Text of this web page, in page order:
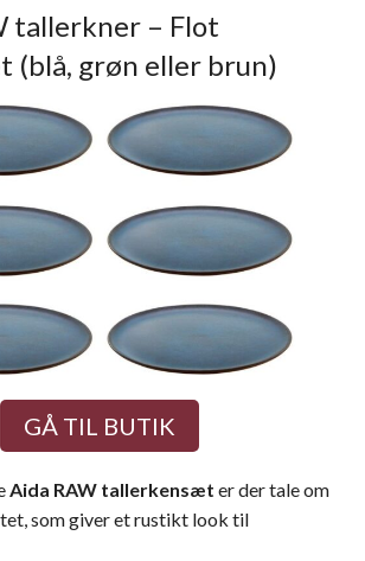
tallerkner – Flot
(blå, grøn eller brun)
GÅ TIL BUTIK
Aida RAW tallerkensæt er der tale om
som giver et rustikt look til